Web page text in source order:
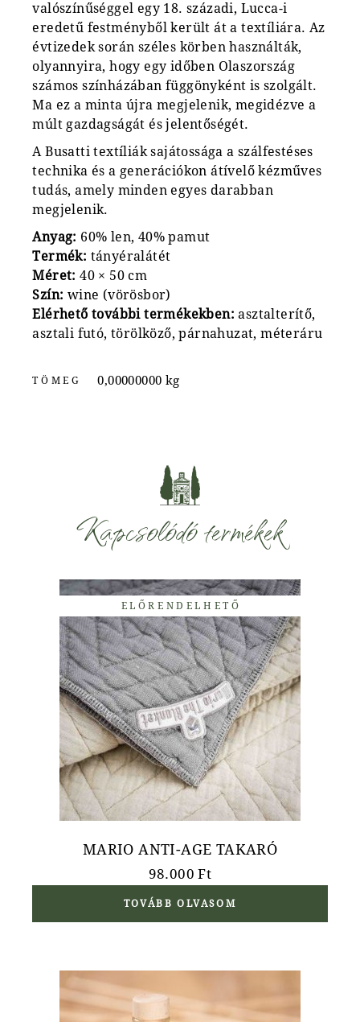
valószínűséggel egy 18. századi, Lucca-i
eredetű festményből került át a textíliára. Az
évtizedek során széles körben használták,
olyannyira, hogy egy időben Olaszország
számos színházában függönyként is szolgált.
Ma ez a minta újra megjelenik, megidézve a
múlt gazdagságát és jelentőségét.
A Busatti textíliák sajátossága a szálfestéses
technika és a generációkon átívelő kézműves
tudás, amely minden egyes darabban
megjelenik.
Anyag: 60% len, 40% pamut
Termék: tányéralátét
Méret: 40 × 50 cm
Szín: wine (vörösbor)
Elérhető további termékekben: asztalterítő,
asztali futó, törölköző, párnahuzat, méteráru
TÖMEG 0,00000000 kg
Kapcsolódó termékek
ELŐRENDELHETŐ
MARIO ANTI-AGE TAKARÓ
98.000Ft
TOVÁBB OLVASOM